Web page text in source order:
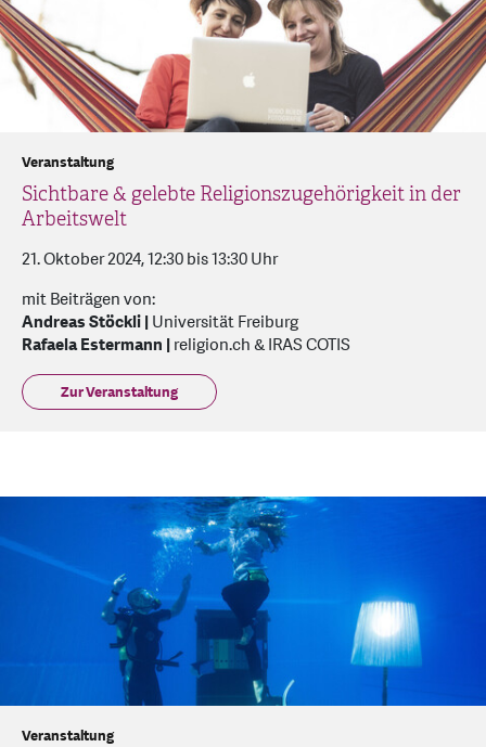
Sichtbare & gelebte Religionszugehörigkeit in der
Arbeitswelt
Veranstaltung
21. Oktober 2024, 12:30 bis 13:30 Uhr
mit Beiträgen von:
Andreas Stöckli |Universität Freiburg
Rafaela Estermann |religion.ch & IRAS COTIS
Zur Veranstaltung
Veranstaltung